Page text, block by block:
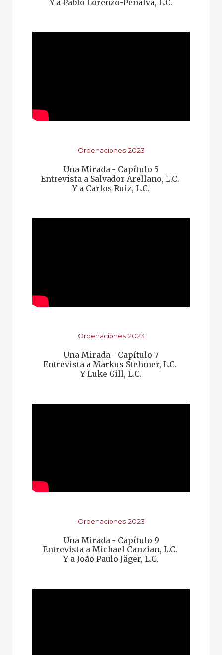
Y a Pablo Lorenzo-Penalva, L.C.
Ordenaciones 2023
Una Mirada - Capítulo 5
Entrevista a Salvador Arellano, L.C.
Y a Carlos Ruiz, L.C.
Ordenaciones 2023
Una Mirada - Capítulo 7
Entrevista a Markus Stehmer, L.C.
Y Luke Gill, L.C.
Ordenaciones 2023
Una Mirada - Capítulo 9
Entrevista a Michael Canzian, L.C.
Y a João Paulo Jäger, L.C.